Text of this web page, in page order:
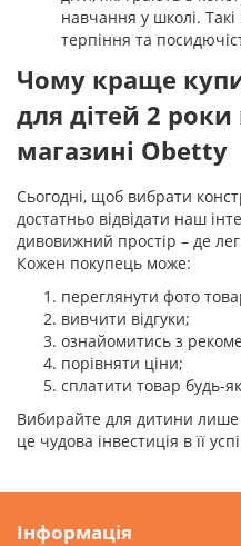
навчання у школі.
терпіння та
Чому краще
для дітей 2 роки
магазині Obetty
Сьогодні, щоб вибрати
достатньо відвідати наш
дивовижний простір – де
Кожен покупець може:
переглянути фото
вивчити відгуки;
ознайомитись з
порівняти ціни;
сплатити товар будь-
Вибирайте для дитини
це чудова інвестиція в її
Інформація